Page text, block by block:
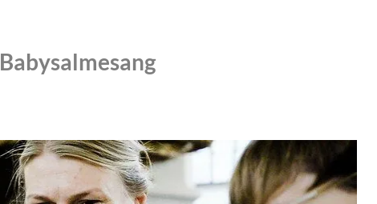
Babysalmesang